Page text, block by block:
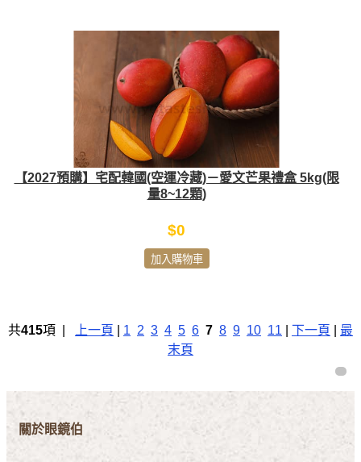
【2027預購】宅配韓國(空運冷藏)－愛文芒果禮盒 5kg(限
量8~12顆)
$0
加入購物車
共415項 | 上一頁 1 2 3 4 5 6 7 8 9 10 11 下一頁
最
末頁
關於眼鏡伯